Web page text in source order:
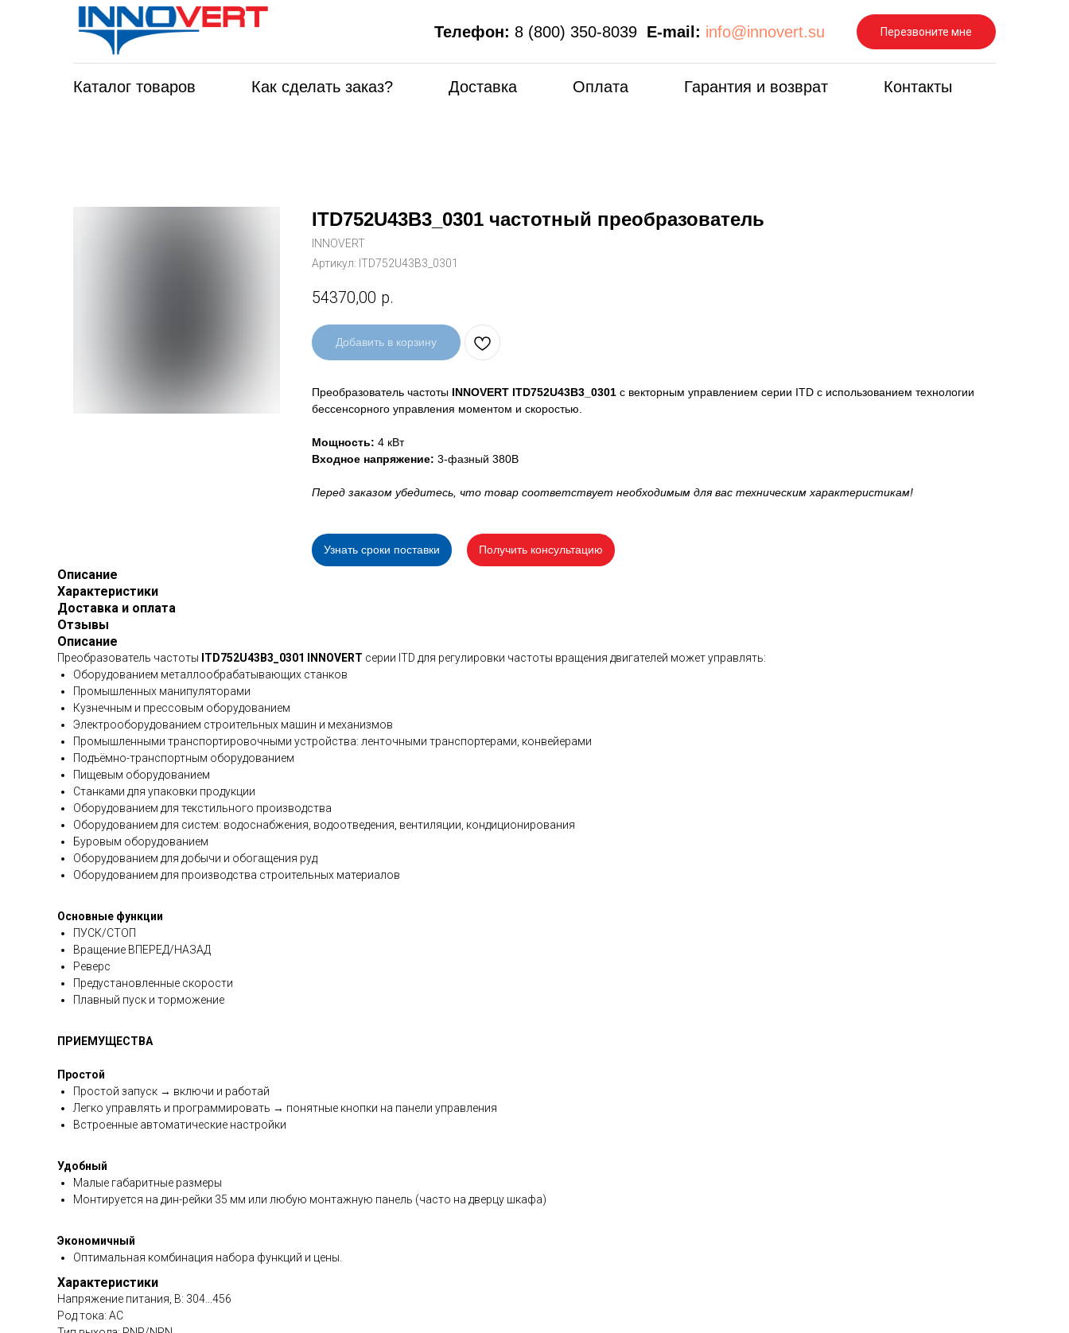
Телефон: 8 (800) 350-8039 E-mail: info@innovert.su Перезвоните мне
Каталог товаров Как сделать заказ? Доставка Оплата Гарантия и возврат Контакты
ITD752U43B3_0301 частотный преобразователь
INNOVERT
Артикул: ITD752U43B3_0301
54370,00 р.
Добавить в корзину
Преобразователь частоты INNOVERT ITD752U43B3_0301 с векторным управлением серии ITD с использованием технологии
бессенсорного управления моментом и скоростью.
Мощность: 4 кВт
Входное напряжение: 3-фазный 380В
Перед заказом убедитесь, что товар соответствует необходимым для вас техническим характеристикам!
Узнать сроки поставки Получить консультацию
Описание
Характеристики
Доставка и оплата
Отзывы
Описание
Преобразователь частоты ITD752U43B3_0301 INNOVERT серии ITD для регулировки частоты вращения двигателей может управлять:
Оборудованием металлообрабатывающих станков
Промышленных манипуляторами
Кузнечным и прессовым оборудованием
Электрооборудованием строительных машин и механизмов
Промышленными транспортировочными устройства: ленточными транспортерами, конвейерами
Подъёмно-транспортным оборудованием
Пищевым оборудованием
Станками для упаковки продукции
Оборудованием для текстильного производства
Оборудованием для систем: водоснабжения, водоотведения, вентиляции, кондиционирования
Буровым оборудованием
Оборудованием для добычи и обогащения руд
Оборудованием для производства строительных материалов
Основные функции
ПУСК/СТОП
Вращение ВПЕРЕД/НАЗАД
Реверс
Предустановленные скорости
Плавный пуск и торможение
ПРИЕМУЩЕСТВА
Простой
Простой запуск → включи и работай
Легко управлять и программировать → понятные кнопки на панели управления
Встроенные автоматические настройки
Удобный
Малые габаритные размеры
Монтируется на дин-рейки 35 мм или любую монтажную панель (часто на дверцу шкафа)
Экономичный
Оптимальная комбинация набора функций и цены.
Характеристики
Напряжение питания, В: 304...456
Род тока: AC